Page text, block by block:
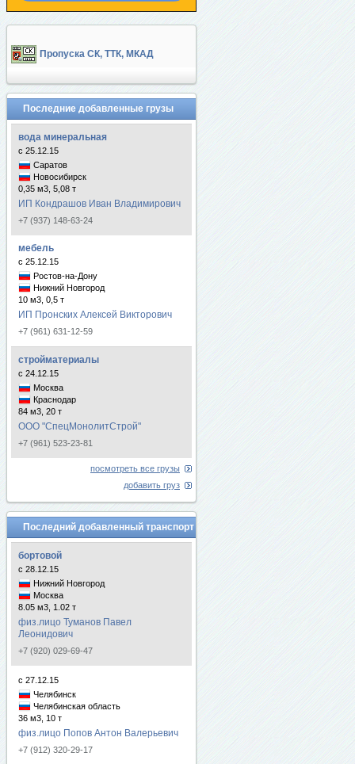
Пропуска СК, ТТК, МКАД
Последние добавленные грузы
вода минеральная
с 25.12.15
Саратов
Новосибирск
0,35 м3, 5,08 т
ИП Кондрашов Иван Владимирович
+7 (937) 148-63-24
мебель
с 25.12.15
Ростов-на-Дону
Нижний Новгород
10 м3, 0,5 т
ИП Пронских Алексей Викторович
+7 (961) 631-12-59
стройматериалы
с 24.12.15
Москва
Краснодар
84 м3, 20 т
ООО "СпецМонолитСтрой"
+7 (961) 523-23-81
посмотреть все грузы
добавить груз
Последний добавленный транспорт
бортовой
с 28.12.15
Нижний Новгород
Москва
8.05 м3, 1.02 т
физ.лицо Туманов Павел
Леонидович
+7 (920) 029-69-47
с 27.12.15
Челябинск
Челябинская область
36 м3, 10 т
физ.лицо Попов Антон Валерьевич
+7 (912) 320-29-17